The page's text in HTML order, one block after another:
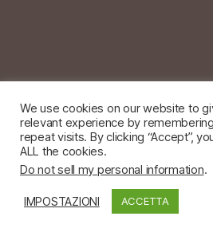
© NadiaBellini 2026-
INSTAGRAMFACEBOOK
We use cookies on our website to
relevant experience by
repeat visits. By clicking “Accept”,
ALL the cookies.
Do not sell my personal information.
IMPOSTAZIONI ACCETTA